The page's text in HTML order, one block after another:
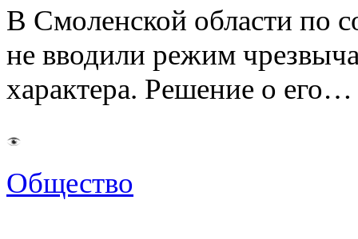
В Смоленской области по
не вводили режим
характера. Решение о его…
Общество